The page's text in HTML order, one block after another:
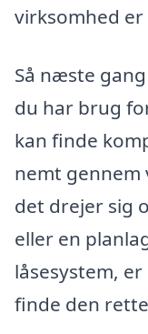
virksomhed
Så næste
du har brug
kan finde
nemt gennem
det drejer sig
eller en
låsesystem,
finde den